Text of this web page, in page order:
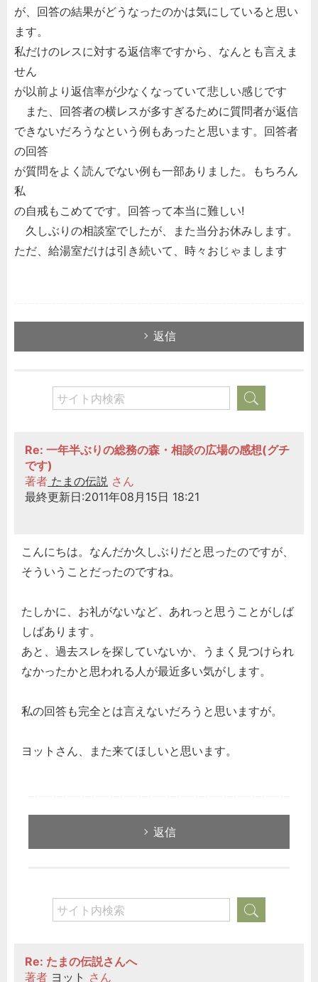
が、回答の結果がどうなったのかは気にしていると思い
ます。
私だけのレスに対する返信率ですから、なんとも言えま
せん
が以前より返信率が少なくなっていて悲しい感じです
また、回答者の横レスが多すぎるために質問者が返信
できないだろうなという例もあったと思います。回答者
の回答
が質問をよく読んでない例も一部ありました。もちろん
私
の自戒もこめてです。回答って本当に難しい!
久しぶりの相談室でしたが、また当分お休みします。
ただ、給湯室だけは引き続いて、時々おじゃまします
返信
Re: 一年半ぶりの総務の森・相談の広場の感想(グチ
です)
著者 たまの伝説 さん
最終更新日:2011年08月15日 18:21
こんにちは。なんだか久しぶりだと思ったのですが、
そういうことだったのですね。
たしかに、お礼がないなど、あれっと思うことがしば
しばあります。
あと、過去スレを探していないか、うまく見つけられ
なかったかと思われる人が最近多い気がします。
私の回答も完全とは言えないだろうと思いますが。
ヨットさん、また来てほしいと思います。
返信
Re: たまの伝説さんへ
著者 ヨット さん